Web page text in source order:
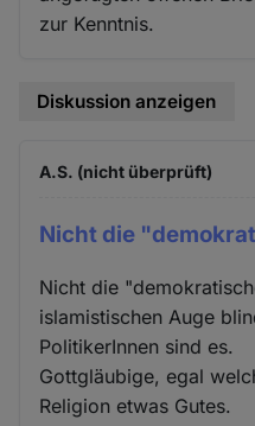
zur Kenntnis.
Diskussion anzeigen
A.S. (nicht überprüft)
Nicht die
Nicht die
islamistischen Auge
PolitikerInnen sind es.
Gottgläubige, egal
Religion etwas Gutes.